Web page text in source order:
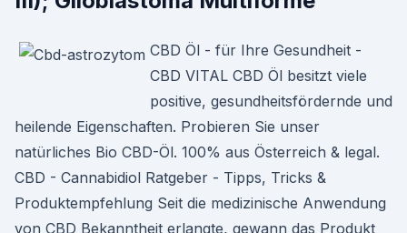
CBD Öl - für Ihre Gesundheit -
CBD VITAL CBD Öl besitzt viele
positive, gesundheitsfördernde und
heilende Eigenschaften. Probieren Sie unser
natürliches Bio CBD-Öl. 100% aus Österreich & legal. ️
CBD - Cannabidiol Ratgeber - Tipps, Tricks &
Produktempfehlung Seit die medizinische Anwendung
von CBD Bekanntheit erlangte, gewann das Produkt